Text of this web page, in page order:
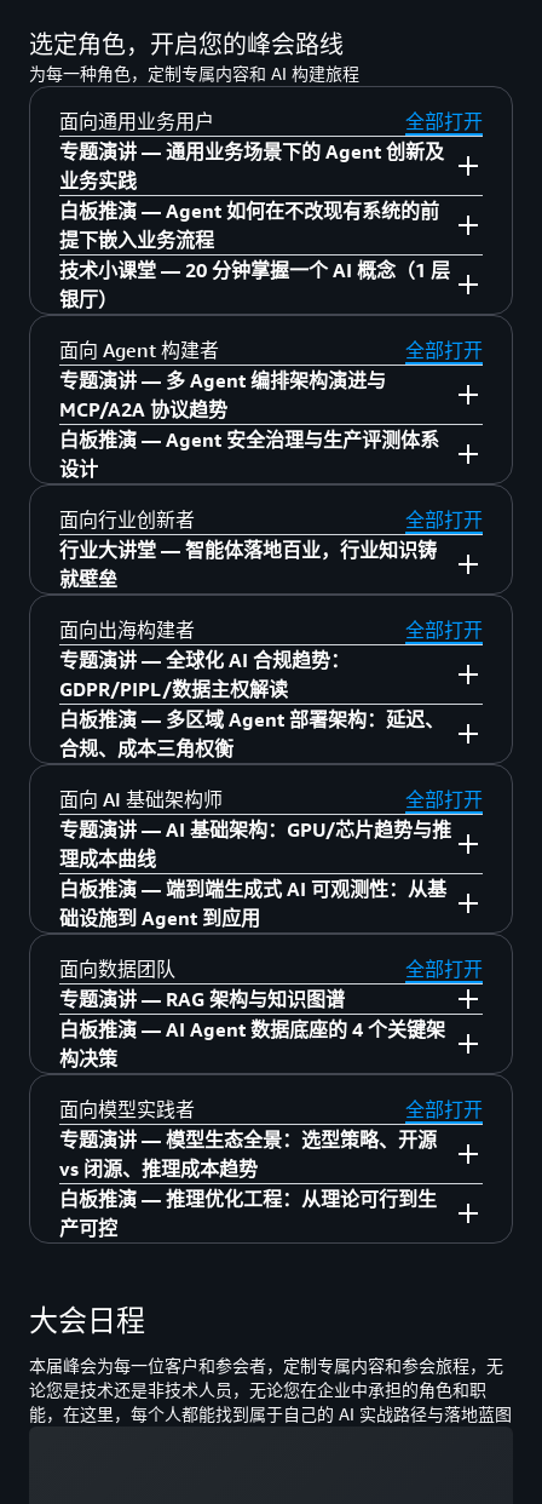
选定角色，开启您的峰会路线
为每一种角色，定制专属内容和 AI 构建旅程
面向通用业务用户
全部打开
专题演讲 — 通用业务场景下的 Agent 创新及
业务实践
6 月 23 日 5 层 515
13:30–14:00 Amazon Quick：告别重复劳动，
让企业知识自生长
14:00–14:30 【人力资源】Agent 遇见 HR：员
工服务、决策、政策三线突破
14:30–15:00 【财务】Amazon Quick 让财务告
别繁琐：六大领域 22 个场景
15:00–15:30 【销售】赢单利器：智能投标助
手
15:30–16:00 【销售】全行业智能投标方案：
Agent 一站式搞定
16:00–16:30 【质量管理】Agentic AI × 制造业
质量管理新范式
16:30–17:00 从感知到行动：物理 AI 如何重塑
企业核心竞争力
6 月 24 日 5 层 516
13:30–14:00 【运营】AI 重塑客服管理：滴滴
出海 14 国实战
14:00–14:30 【供应链管理】Amazon Quick 实
现 AI 驱动的采购与运营
规的 AI 搭档
15:00–15:30 【销售】基于 Amazon Quick 知
识图谱的 CRM 创新应用
了解更多
白板推演 — Agent 如何在不改现有系统的前
提下嵌入业务流程
6 月 23 日 5 层 中庭
13:30–14:15 Agent 时代，企业的 WorkFlow
究竟该如何设计与协作
14:25–15:10 【知识工作者】Agent 重塑内容
生产力：从 PPT 自由到视频工厂
15:20–16:05 【营销】实时反馈+市场预演：重
塑市场调研
16:15–17:00 从琐事夺回时间：企业级 Agent
规模化落地
6 月 24 日 5 层 中庭
13:30–14:15 不写代码造应用：Agent 让业务
自主创新
了解更多
技术小课堂 — 20 分钟掌握一个 AI 概念（1 层
银厅）
Amazon Quick 快速上手
AI Agent 的认知升级与业务赋能
Kiro 开发实战入门
DevOps Agent 实践指南
向量数据库核心原理
Agentic AI 基础框架
性价比之选
了解更多
面向 Agent 构建者
全部打开
专题演讲 — 多 Agent 编排架构演进与
MCP/A2A 协议趋势
6月23日 6层 616
13:30–14:00 Cardinfolink：Agentic Payment
重塑支付体验
14:00–14:30 构建企业级智能体平台：安克如
创新
14:30–15:00 5 个 AI Agent 运营工厂：仿真到
现实
15:00–15:30 WeMol Copilot：多智能体自动化
抗体设计
15:30–16:00 亚马逊云科技 & MiniMax 实时语
音智能体架构与多语言 AI 落地实践
16:00–16:30 突破 AI 孤岛，企业级多智能体中
枢 Maiah 的规模化落地实践
16:30–17:00 Agent 时代实时语音交互基建
6月23日 6层 617
13:30–14:00 多智能体报告平台：海量用户反
馈到分钟级洞察的通用架构实践
14:00–14:30 用语义层和 VQR 重建 Agentic 查
询的可信链路
14:30–15:00 用自然语言操控电视：TV AI
Agent 的工程化实践
15:00–15:30 SAP for Me 智能助手：从 RAG 到
15:30–16:00 构建企业级 AI Agent 安全方案与
实践
16:00–16:30 加速蜕变：Amazon Transform
加速企业现代化的 AI 密码
白板推演 — Agent 安全治理与生产评测体系
设计
6月23日 6层 中庭
13:30–14:15 基于亚马逊云科技的 AI 原子能
力，实现从传统 CRM 到 AI CRM 的产品创新
14:25–15:10 基于 Amazon Elastic Container
Service 与 Amazon AgentCore 构建 OpenClaw
平台的架构选型
15:20–16:05 AgentCorp：能交付的 AI 工程团
队
16:15–17:00 AIDLC 与 Apache 之道加速开源创
新
6月24日 6层 中庭
13:30–14:15 Agent 安全治理：身份管控、数
据脱敏、行为审计、合规出海、HITL 审批疲劳
平衡
14:25–15:10 从 AI 辅助到 AI 自主的工程交付
体系
Agent to Platform 的四个亚马逊云科技架构决
策
6月24日 4层 中庭
13:30–14:15 Agentic 时代的 App Store：如何
了解更多
面向行业创新者
全部打开
行业大讲堂 — 智能体落地百业，行业知识铸
就壁垒
6 月 23 日 1 层 银厅 行业大讲堂 A
11:00–11:25 游戏领域的 Agentic AI：从原型
到生产
11:35–12:00 亚马逊云科技 RTB Fabric：广告
13:00–13:25 Stary 联合亚马逊云科技打造 AI
漫剧"流水线"
13:35–14:00 构建营销 Agent 网络：从单点自
动化到全链路智能闭环
14:45–15:10 AI 驱动营销增长：效果广告素材
智能管理与生产实践
15:20–15:45 从中国到世界：未来电视如何用
亚马逊云科技打造新一代智能视频处理平台
15:55–16:20 基于 Amazon SageMaker 的多模
态广告推荐特征工程
6 月 23 日 1 层 银厅 行业大讲堂 B
11:35–12:00 物理 AI 让巡检机器人真正自主
13:00–13:25 从数据采集到世界模型：构建面
向通用具身智能的数据飞轮
13:35–14:00 中企海外 AI 座舱发展趋势与新一
面向出海构建者
全部打开
专题演讲 — 全球化 AI 合规趋势：
GDPR/PIPL/数据主权解读
13:30–14:00 IPC 企业出海的架构升级与 Agent
实践
14:00–14:30 永不眠，不停售：AI 直播主持人
全球部署
14:30–15:00 助力 AI Office 出海：赋能全球数
亿用户
15:00–15:30 以 Agentic AI 重塑全球规模媒体
运营
15:30–16:00 Flinco & 亚马逊云科技联合方
案，实现端到端的智能网络与云服务集成
16:00–16:30 Powered by 亚马逊云科技：Zilliz
构建企业级 AI 应用的数据底座
16:30–17:00 KiwiCloud 云原生 UEM 平台的全
球出海实践
了解更多
白板推演 — 多区域 Agent 部署架构：延迟、
合规、成本三角权衡
13:30–14:15 从芯片到云端：乐鑫 ESP
RainMaker × 亚马逊云科技 如何让 AIoT 产品
开发快人一步
14:25–15:10 东南亚市场机遇：面向大中华区
ISV 与客户
15:20–16:05 AI 驱动的安全事件响应：从检测
到修复的智能化实践
6月24日 4层 中庭
13:30–14:15 护航全球化业务：基于 Amazon
Bedrock 与 OceanBase 的出海实时智能风控与
合规实践
14:25–15:10 使用 DevOps Agent & Security
Agent 加速 PCI DSS 认证
Security Agent 驱动出海安全合规认证效率跃
升
了解更多
面向 AI 基础架构师
全部打开
专题演讲 — AI 基础架构：GPU/芯片趋势与推
理成本曲线
13:30–14:00 Token 工厂：大规模 AI 推理基础
设施的工程实践
14:00–14:30 利用 EKS、Kata Container 构建
通用 Agents 平台
14:30–15:00 速度即竞争力 — Graviton5 × 当
日达电商的性能跃迁
15:00–15:30 制造业企业 AI 平台从 0 到 1：韶
音科技的统一模型网关与安全管控实践
15:30–16:00 Amazon Transform Custom — AI
驱动的规模化代码现代化与技术债清理
16:00–16:30 小红书大模型基础设施实践：
了解更多
白板推演 — 端到端生成式 AI 可观测性：从基
础设施到 Agent 到应用
6月23日 5层 中庭
13:30–14:15 在 Amazon Trainium 上运行图片
和视频生成模型的实践
15:20–16:05 基于 Amazon EKS 与 NVIDIA
NVSentinel 构建高韧性模型训练平台
6月24日 5层 中庭
践
可观测性实践
了解更多
面向数据团队
全部打开
专题演讲 — RAG 架构与知识图谱
6月23日 6层 619
13:30–14:00 从小时到秒级：游戏出海数据团
队如何用 Agentic BI 重构数据分析范式
14:00–14:30 取之有度，用之有节——破解
Agentic 应用 Token 爆炸难题
14:30–15:00 Amazon Athena + Iceberg：AI
推理
15:30–16:00 Agent 黑盒拆解术：基于
Langfuse 的 Trace、Token、Tool Call 可观测
16:00–16:30 Agentic AI 的数据之道——Agent
白板推演 — AI Agent 数据底座的 4 个关键架
构决策
6月23日 6层 中庭
3:30–14:15 存之有序，治之有矩——Agent 记
忆系统从选型到生产运维
14:25–15:10 多模态数据湖——释放多模态数
AI Agent 和媒体管理重新定义对象存储
6月24日 6层 中庭
13:30–14:15 破解 Agentic AI 应用性能瓶颈：
面向模型实践者
全部打开
专题演讲 — 模型生态全景：选型策略、开源
vs 闭源、推理成本趋势
6月23日 6层 620
EFA：万亿参数模型背后的开源服务架构实践
14:00–14:30 基于 LLM 的广告预算分配方案
14:30–15:00 750B MoE 分离推理：从 RoCE 到
EFA 的全栈验证
白板推演 — 推理优化工程：从理论可行到生
产可控
13:30–14:15 多维度 RL 电商属性抽取，小模型
低成本高表现
14:25–15:10 Nova Forge 产品全景与客户案例
大会日程
本届峰会为每一位客户和参会者，定制专属内容和参会旅程，无
论您是技术还是非技术人员，无论您在企业中承担的角色和职
能，在这里，每个人都能找到属于自己的 AI 实战路径与落地蓝图